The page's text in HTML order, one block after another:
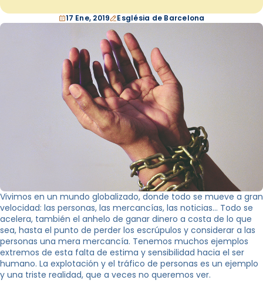
17 Ene, 2019 Església de Barcelona
Vivimos en un mundo globalizado, donde todo se mueve a gran
velocidad: las personas, las mercancías, las noticias… Todo se
acelera, también el anhelo de ganar dinero a costa de lo que
sea, hasta el punto de perder los escrúpulos y considerar a las
personas una mera mercancía. Tenemos muchos ejemplos
extremos de esta falta de estima y sensibilidad hacia el ser
humano. La explotación y el tráfico de personas es un ejemplo
y una triste realidad, que a veces no queremos ver.